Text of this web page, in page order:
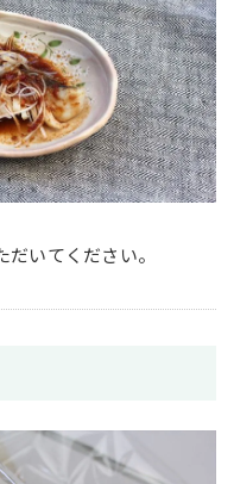
いてください。